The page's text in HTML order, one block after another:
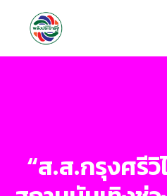
“ส.ส.กรุงศรีวิ